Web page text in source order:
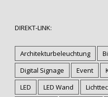
DIREKT-LINK:
Architekturbeleuchtung
Digital Signage
Event
LED
LED Wand